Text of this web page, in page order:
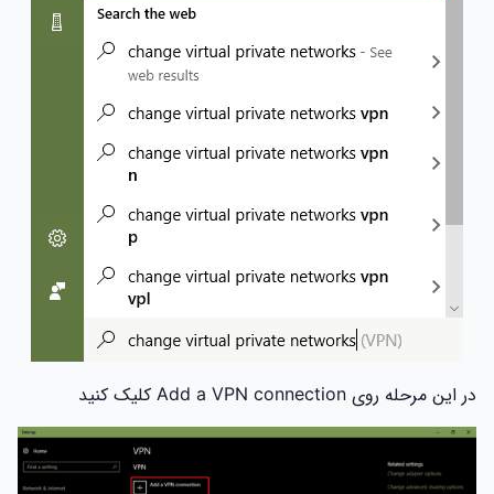
در این مرحله روی Add a VPN connection کلیک کنید